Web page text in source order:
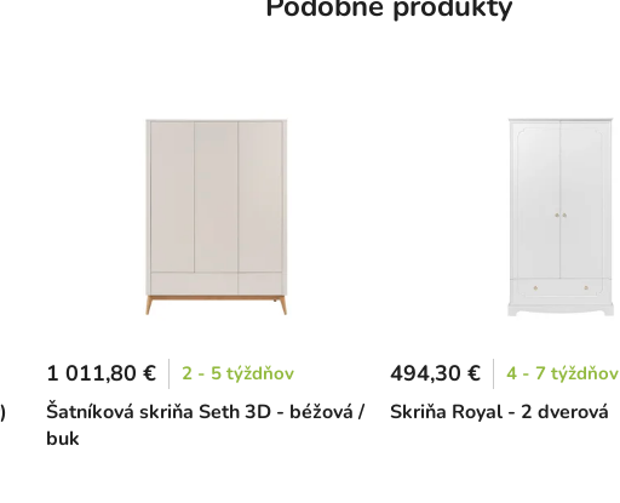
Šatníková skriňa Seth 3D - béžová /
buk
1 011,80 € 2 - 5 týždňov
Skriňa Royal - 2 dverová
494,30 € 4 - 7 týždňov